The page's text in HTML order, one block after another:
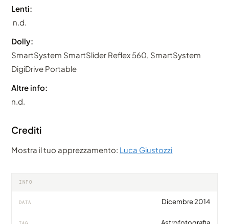
Lenti:
n.d.
Dolly:
SmartSystem SmartSlider Reflex 560, SmartSystem
DigiDrive Portable
Altre info:
n.d.
Crediti
Mostra il tuo apprezzamento: Luca Giustozzi
INFO
DATA Dicembre 2014